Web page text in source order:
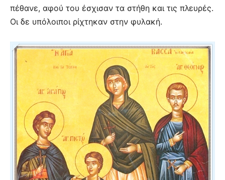
πέθανε, αφού του έσχισαν τα στήθη και τις πλευρές.
Οι δε υπόλοιποι ρίχτηκαν στην φυλακή.